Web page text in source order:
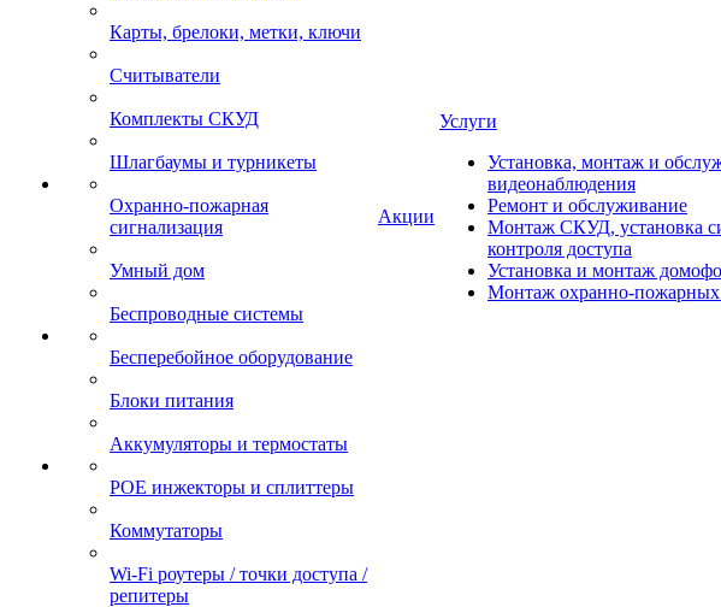
Карты, брелоки, метки, ключи
Считыватели
Комплекты СКУД
Шлагбаумы и турникеты
Охранно-пожарная
сигнализация
Умный дом
Беспроводные системы
Бесперебойное оборудование
Блоки питания
Аккумуляторы и термостаты
POE инжекторы и сплиттеры
Коммутаторы
Wi-Fi роутеры / точки доступа /
репитеры
Акции
Услуги
Установка, монтаж и
видеонаблюдения
Ремонт и обслуживание
Монтаж СКУД, установка
контроля доступа
Установка и монтаж
Монтаж охранно-пожарных